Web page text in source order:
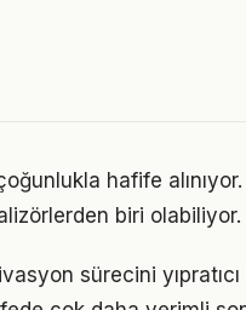
hafife
biri olabiliyor.
sürecini